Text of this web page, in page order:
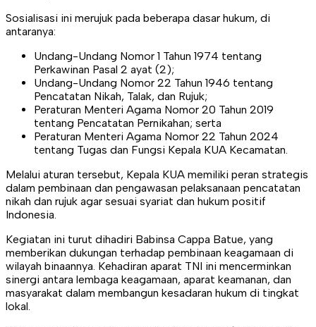
Sosialisasi ini merujuk pada beberapa dasar hukum, di
antaranya:
Undang-Undang Nomor 1 Tahun 1974 tentang
Perkawinan Pasal 2 ayat (2);
Undang-Undang Nomor 22 Tahun 1946 tentang
Pencatatan Nikah, Talak, dan Rujuk;
Peraturan Menteri Agama Nomor 20 Tahun 2019
tentang Pencatatan Pernikahan; serta
Peraturan Menteri Agama Nomor 22 Tahun 2024
tentang Tugas dan Fungsi Kepala KUA Kecamatan.
Melalui aturan tersebut, Kepala KUA memiliki peran strategis
dalam pembinaan dan pengawasan pelaksanaan pencatatan
nikah dan rujuk agar sesuai syariat dan hukum positif
Indonesia.
Kegiatan ini turut dihadiri Babinsa Cappa Batue, yang
memberikan dukungan terhadap pembinaan keagamaan di
wilayah binaannya. Kehadiran aparat TNI ini mencerminkan
sinergi antara lembaga keagamaan, aparat keamanan, dan
masyarakat dalam membangun kesadaran hukum di tingkat
lokal.